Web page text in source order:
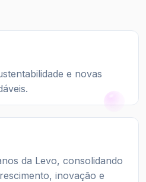
e novas
da Levo, consolidando
inovação e